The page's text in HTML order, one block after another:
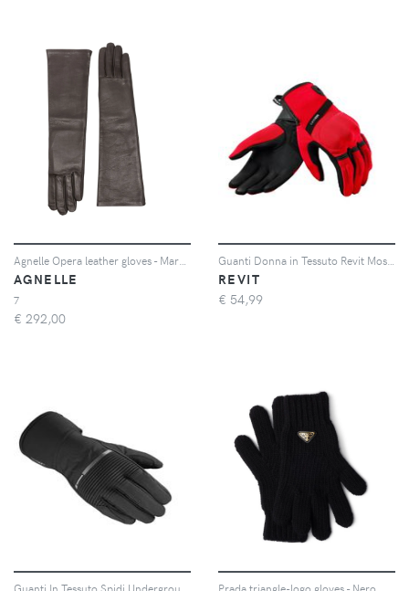
AGNELLE
7
€ 292,00
REVIT
€ 54,99
Prada triangle-logo gloves - Nero